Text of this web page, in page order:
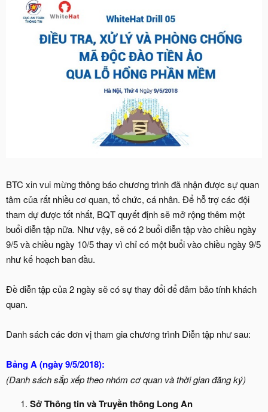
BTC xin vui mừng thông báo chương trình đã nhận được sự quan
tâm của rất nhiều cơ quan, tổ chức, cá nhân. Để hỗ trợ các đội
tham dự được tốt nhất, BQT quyết định sẽ mở rộng thêm một
buổi diễn tập nữa. Như vậy, sẽ có 2 buổi diễn tập vào chiều ngày
9/5 và chiều ngày 10/5 thay vì chỉ có một buổi vào chiều ngày 9/5
như kế hoạch ban đầu.
Đề diễn tập của 2 ngày sẽ có sự thay đổi để đảm bảo tính khách
quan.
Danh sách các đơn vị tham gia chương trình Diễn tập như sau:
Bảng A (ngày 9/5/2018):
(Danh sách sắp xếp theo nhóm cơ quan và thời gian đăng ký)
Sở Thông tin và Truyền thông Long An